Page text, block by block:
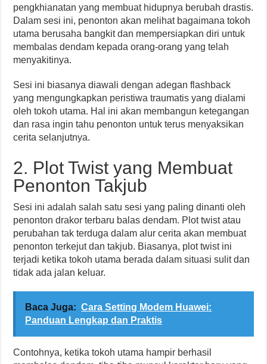
pengkhianatan yang membuat hidupnya berubah drastis.
Dalam sesi ini, penonton akan melihat bagaimana tokoh
utama berusaha bangkit dan mempersiapkan diri untuk
membalas dendam kepada orang-orang yang telah
menyakitinya.
Sesi ini biasanya diawali dengan adegan flashback
yang mengungkapkan peristiwa traumatis yang dialami
oleh tokoh utama. Hal ini akan membangun ketegangan
dan rasa ingin tahu penonton untuk terus menyaksikan
cerita selanjutnya.
2. Plot Twist yang Membuat
Penonton Takjub
Sesi ini adalah salah satu sesi yang paling dinanti oleh
penonton drakor terbaru balas dendam. Plot twist atau
perubahan tak terduga dalam alur cerita akan membuat
penonton terkejut dan takjub. Biasanya, plot twist ini
terjadi ketika tokoh utama berada dalam situasi sulit dan
tidak ada jalan keluar.
Baca Juga: Cara Setting Modem Huawei:
Panduan Lengkap dan Praktis
Contohnya, ketika tokoh utama hampir berhasil